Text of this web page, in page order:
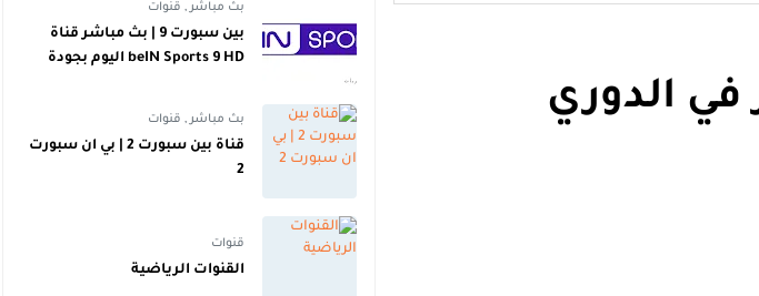
في الدوري
بث مباشر, قنوات
بين سبورت 9 | بث مباشر قناة
beIN Sports 9 HD اليوم بجودة
بث مباشر, قنوات
قناة بين سبورت 2 | بي ان سبورت
2
قنوات
القنوات الرياضية